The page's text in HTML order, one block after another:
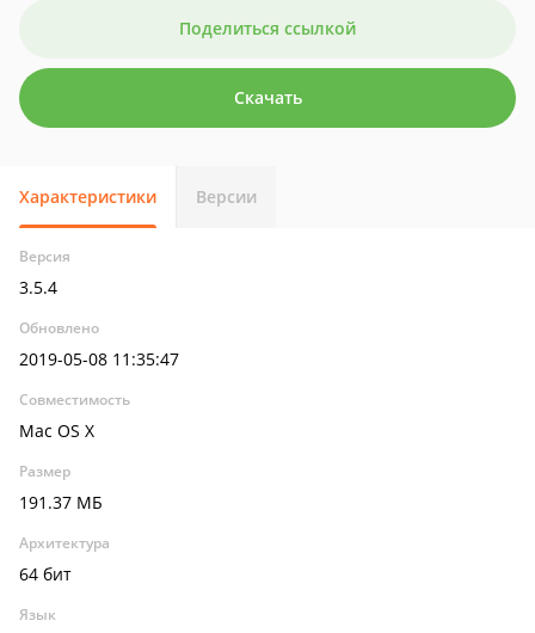
Поделиться ссылкой
Скачать
Характеристики Версии
Версия
3.5.4
Обновлено
2019-05-08 11:35:47
Совместимость
Mac OS X
Размер
191.37 МБ
Архитектура
64 бит
Язык